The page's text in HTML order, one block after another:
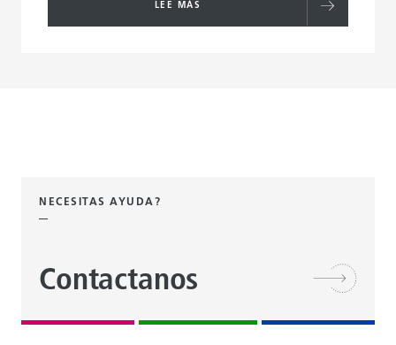
LEE MÁS
NECESITAS AYUDA?
Contactanos